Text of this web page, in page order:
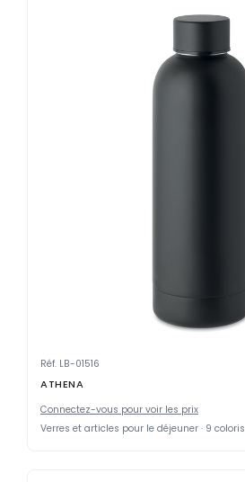
Réf. LB-01516
ATHENA
Connectez-vous pour voir les prix
Verres et articles pour le déjeuner · 9 coloris